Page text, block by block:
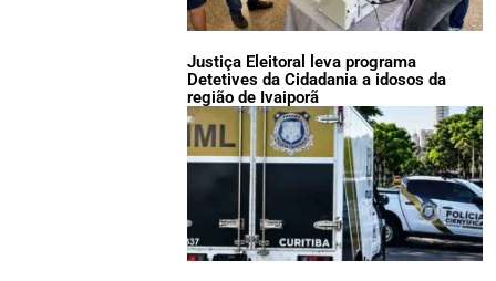
Justiça Eleitoral leva programa
Detetives da Cidadania a idosos da
região de Ivaiporã